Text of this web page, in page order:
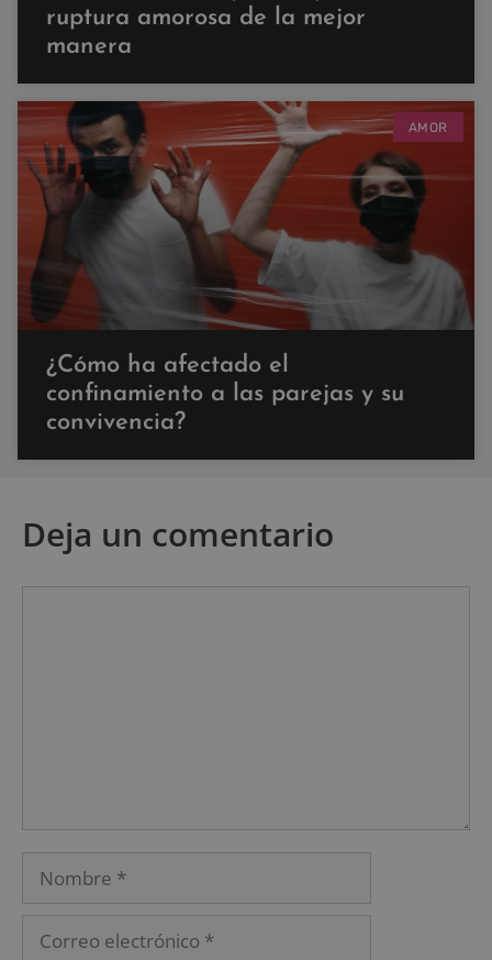
ruptura amorosa de la mejor
manera
AMOR
¿Cómo ha afectado el
confinamiento a las parejas y su
convivencia?
Deja un comentario